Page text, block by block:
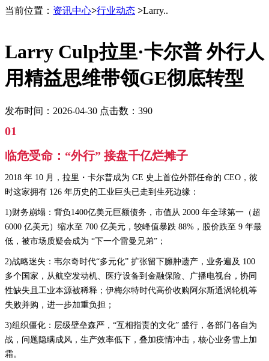
当前位置： 资讯中心>行业动态 >Larry..
Larry Culp拉里·卡尔普 外行人
用精益思维带领GE彻底转型
发布时间：2026-04-30 点击数：390
01
临危受命：“外行” 接盘千亿烂摊子
2018 年 10 月，拉里・卡尔普成为 GE 史上首位外部任命的 CEO，彼
时这家拥有 126 年历史的工业巨头已走到生死边缘：
1)财务崩塌：背负1400亿美元巨额债务，市值从 2000 年全球第一（超
6000 亿美元）缩水至 700 亿美元，较峰值暴跌 88%，股价跌至 9 年最
低，被市场质疑会成为 “下一个雷曼兄弟”；
2)战略迷失：韦尔奇时代“多元化” 扩张留下臃肿遗产，业务遍及 100
多个国家，从航空发动机、医疗设备到金融保险、广播电视台，协同
性缺失且工业本源被稀释；伊梅尔特时代高价收购阿尔斯通涡轮机等
失败并购，进一步加重负担；
3)组织僵化：层级壁垒森严，“互相指责的文化” 盛行，各部门各自为
战，问题隐瞒成风，生产效率低下，叠加疫情冲击，核心业务雪上加
霜。